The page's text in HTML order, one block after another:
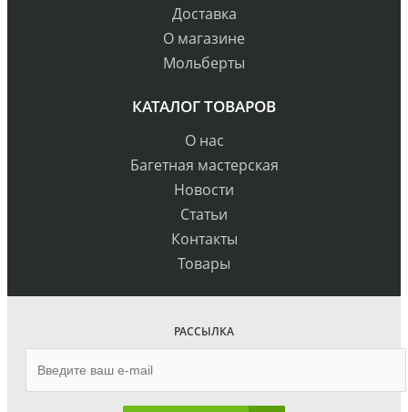
Доставка
О магазине
Мольберты
КАТАЛОГ ТОВАРОВ
О нас
Багетная мастерская
Новости
Статьи
Контакты
Товары
РАССЫЛКА